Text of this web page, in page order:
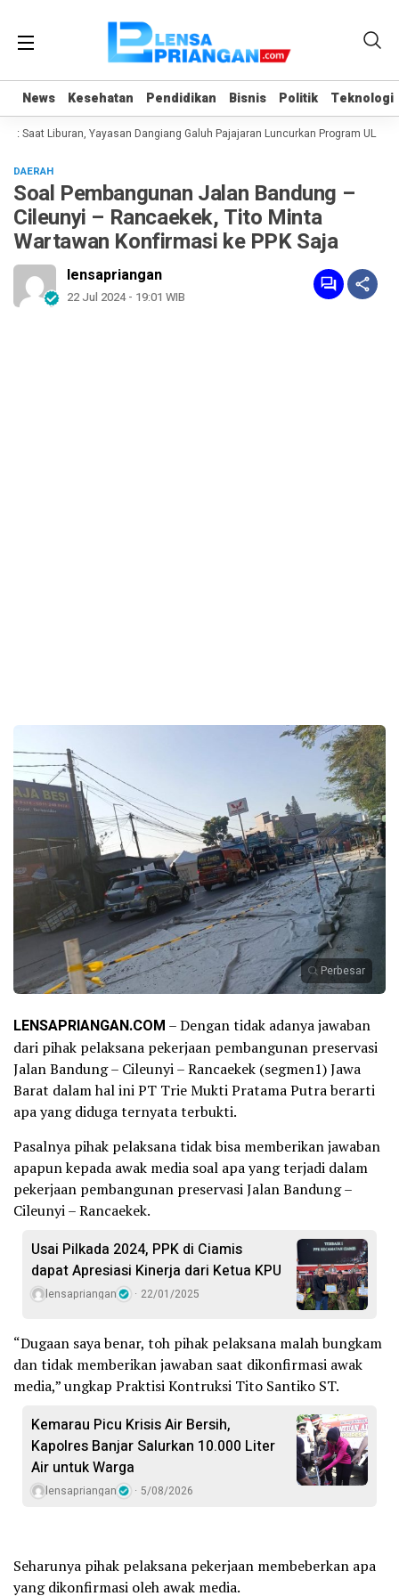
News Kesehatan Pendidikan Bisnis Politik Teknologi
News Kesehatan Pendidikan Bisnis Politik Teknologi
Saat Liburan, Yayasan Dangiang Galuh Pajajaran Luncurkan Program ULAS di
DAERAH
Soal Pembangunan Jalan Bandung –
Cileunyi – Rancaekek, Tito Minta
Wartawan Konfirmasi ke PPK Saja
lensapriangan
22 Jul 2024 - 19:01 WIB
Perbesar
LENSAPRIANGAN.COM – Dengan tidak adanya jawaban
dari pihak pelaksana pekerjaan pembangunan preservasi
Jalan Bandung – Cileunyi – Rancaekek (segmen1) Jawa
Barat dalam hal ini PT Trie Mukti Pratama Putra berarti
apa yang diduga ternyata terbukti.
Pasalnya pihak pelaksana tidak bisa memberikan jawaban
apapun kepada awak media soal apa yang terjadi dalam
pekerjaan pembangunan preservasi Jalan Bandung –
Cileunyi – Rancaekek.
Usai Pilkada 2024, PPK di Ciamis
dapat Apresiasi Kinerja dari Ketua KPU
lensapriangan 22/01/2025
“Dugaan saya benar, toh pihak pelaksana malah bungkam
dan tidak memberikan jawaban saat dikonfirmasi awak
media,” ungkap Praktisi Kontruksi Tito Santiko ST.
Kemarau Picu Krisis Air Bersih,
Kapolres Banjar Salurkan 10.000 Liter
Air untuk Warga
lensapriangan 5/08/2026
Seharunya pihak pelaksana pekerjaan membeberkan apa
yang dikonfirmasi oleh awak media.